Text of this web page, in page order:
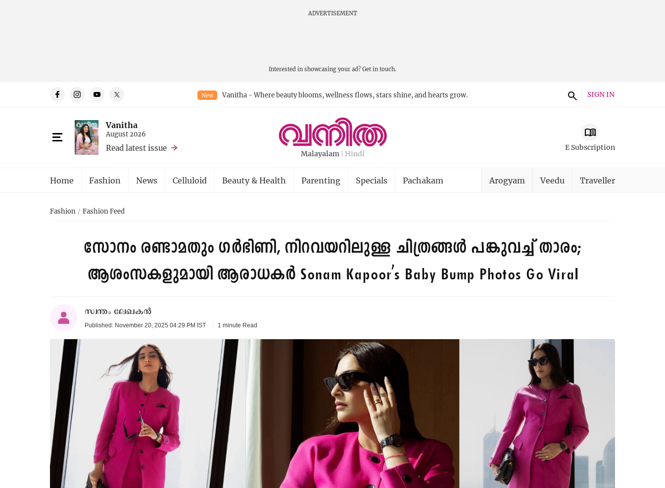
ADVERTISEMENT
Interested in showcasing your ad? Get in touch.
New Vanitha - Where beauty blooms, wellness flows, stars shine, and hearts grow. SIGN IN
Vanitha
August 2026
Read latest issue
Malayalam Hindi
E Subscription
Home Fashion News Celluloid Beauty & Health Parenting Specials Pachakam Arogyam Veedu Traveller
Fashion Fashion Feed
സോനം രണ്ടാമതും ഗർഭിണി, നിറവയറിലുള്ള ചിത്രങ്ങള്‍ പങ്കുവച്ച് താരം;
ആശംസകളുമായി ആരാധകര്‍ Sonam Kapoor's Baby Bump Photos Go Viral
സ്വന്തം ലേഖകൻ
Published: November 20, 2025 04:29 PM IST 1 minute Read